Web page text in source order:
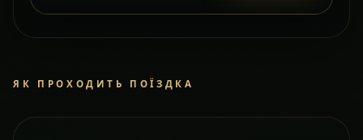
ЯК ПРОХОДИТЬ ПОЇЗДКА